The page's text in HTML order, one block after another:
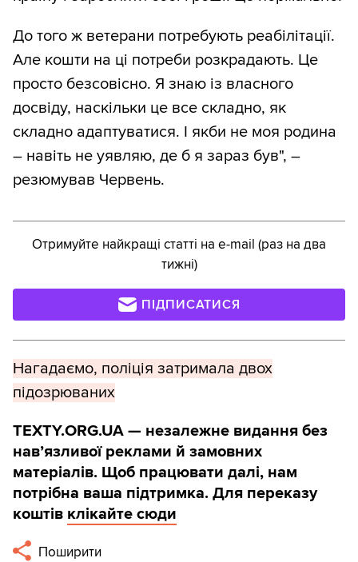
До того ж ветерани потребують реабілітації.
Але кошти на ці потреби розкрадають. Це
просто безсовісно. Я знаю із власного
досвіду, наскільки це все складно, як
складно адаптуватися. І якби не моя родина
– навіть не уявляю, де б я зараз був", –
резюмував Червень.
Отримуйте найкращі статті на e-mail (раз на два
тижні)
ПІДПИСАТИСЯ
Нагадаємо, поліція затримала двох
підозрюваних
TEXTY.ORG.UA — незалежне видання без
навʼязливої реклами й замовних
матеріалів. Щоб працювати далі, нам
потрібна ваша підтримка. Для переказу
коштів клікайте сюди
Поширити